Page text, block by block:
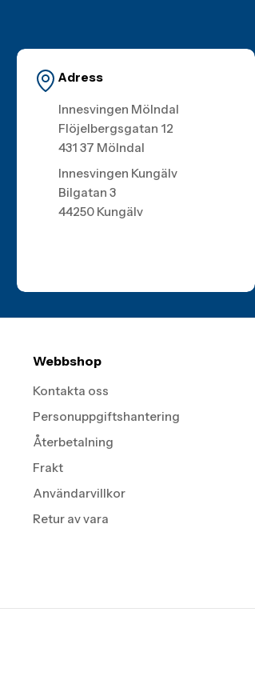
Adress
Innesvingen Mölndal
Flöjelbergsgatan 12
431 37 Mölndal
Innesvingen Kungälv
Bilgatan 3
44250 Kungälv
Webbshop
Kontakta oss
Personuppgiftshantering
Återbetalning
Frakt
Användarvillkor
Retur av vara